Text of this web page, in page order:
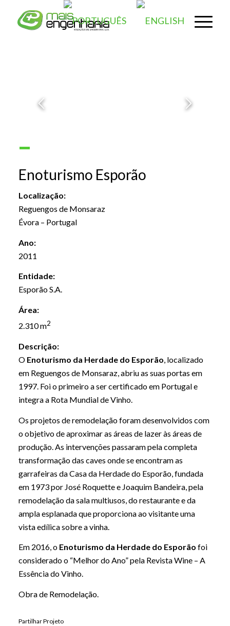
Enoturismo Esporão
Localização:
Reguengos de Monsaraz
Évora – Portugal
Ano:
2011
Entidade:
Esporão S.A.
Área:
2.310 m2
Descrição:
O Enoturismo da Herdade do Esporão, localizado
em Reguengos de Monsaraz, abriu as suas portas em
1997. Foi o primeiro a ser certificado em Portugal e
integra a Rota Mundial de Vinho.
Os projetos de remodelação foram desenvolvidos com
o objetivo de aproximar as áreas de lazer às áreas de
produção. As intervenções passaram pela completa
transformação das caves onde se encontram as
garrafeiras da Casa da Herdade do Esporão, fundada
em 1973 por José Roquette e Joaquim Bandeira, pela
remodelação da sala multiusos, do restaurante e da
ampla esplanada que proporciona ao visitante uma
vista edílica sobre a vinha.
Em 2016, o Enoturismo da Herdade do Esporão foi
considerado o “Melhor do Ano” pela Revista Wine – A
Essência do Vinho.
Obra de Remodelação.
Partilhar Projeto